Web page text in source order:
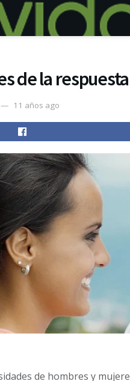
de la
11 años ago
de hombres y